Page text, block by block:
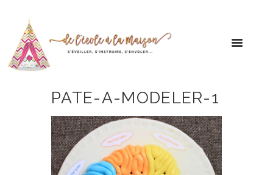
PATE-A-MODELER-1